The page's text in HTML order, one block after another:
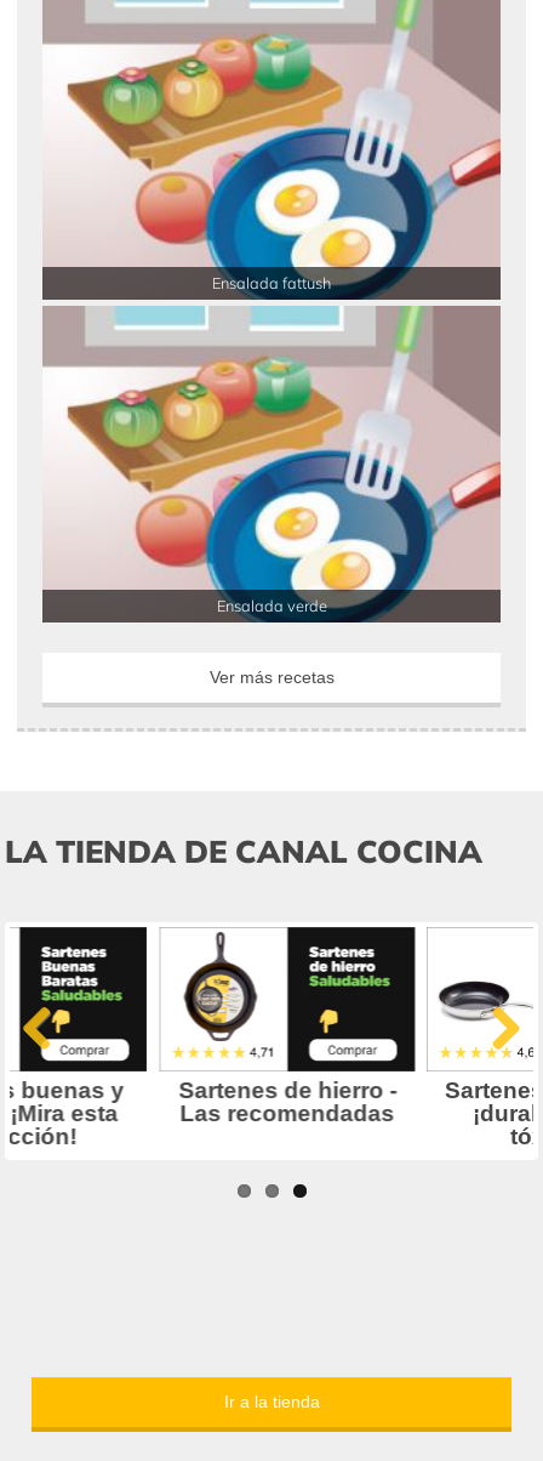
Ensalada fattush
Ensalada verde
Ver más recetas
LA TIENDA DE CANAL COCINA
Ir a la tienda